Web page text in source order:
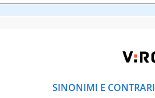
SINONIMI E CONTRARI